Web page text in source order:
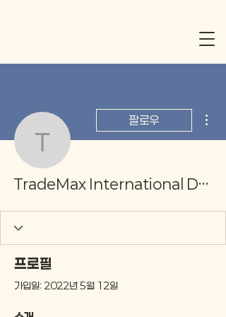
TradeMax
팔로우
TradeMax International Deluxe Edition 3.5.2013.01 Crack [Win/Mac]
프로필
가입일: 2022년 5월 12일